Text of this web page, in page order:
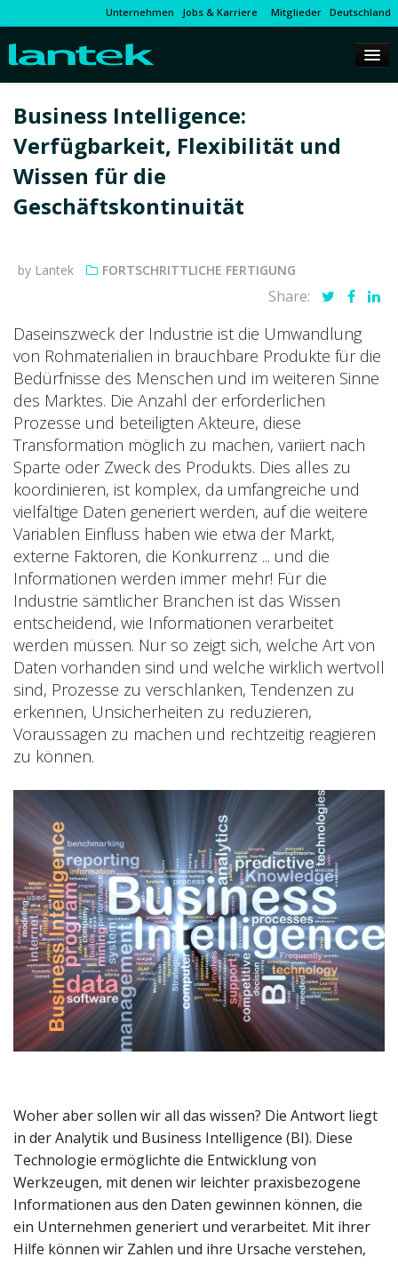
Unternehmen Jobs & Karriere Mitglieder Deutschland
Business Intelligence:
Verfügbarkeit, Flexibilität und
Wissen für die
Geschäftskontinuität
by Lantek FORTSCHRITTLICHE FERTIGUNG
Share:
Daseinszweck der Industrie ist die Umwandlung
von Rohmaterialien in brauchbare Produkte für die
Bedürfnisse des Menschen und im weiteren Sinne
des Marktes. Die Anzahl der erforderlichen
Prozesse und beteiligten Akteure, diese
Transformation möglich zu machen, variiert nach
Sparte oder Zweck des Produkts. Dies alles zu
koordinieren, ist komplex, da umfangreiche und
vielfältige Daten generiert werden, auf die weitere
Variablen Einfluss haben wie etwa der Markt,
externe Faktoren, die Konkurrenz ... und die
Informationen werden immer mehr! Für die
Industrie sämtlicher Branchen ist das Wissen
entscheidend, wie Informationen verarbeitet
werden müssen. Nur so zeigt sich, welche Art von
Daten vorhanden sind und welche wirklich wertvoll
sind, Prozesse zu verschlanken, Tendenzen zu
erkennen, Unsicherheiten zu reduzieren,
Voraussagen zu machen und rechtzeitig reagieren
zu können.
Woher aber sollen wir all das wissen? Die Antwort liegt
in der Analytik und Business Intelligence (BI). Diese
Technologie ermöglichte die Entwicklung von
Werkzeugen, mit denen wir leichter praxisbezogene
Informationen aus den Daten gewinnen können, die
ein Unternehmen generiert und verarbeitet. Mit ihrer
Hilfe können wir Zahlen und ihre Ursache verstehen,